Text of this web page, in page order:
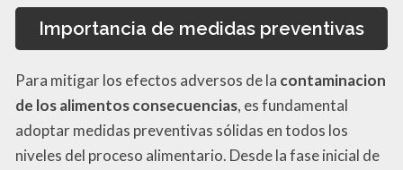
Importancia de medidas preventivas
Para mitigar los efectos adversos de la contaminacion
de los alimentos consecuencias, es fundamental
adoptar medidas preventivas sólidas en todos los
niveles del proceso alimentario. Desde la fase inicial de